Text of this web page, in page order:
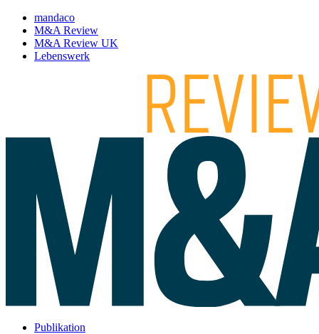
mandaco
M&A Review
M&A Review UK
Lebenswerk
Publikation